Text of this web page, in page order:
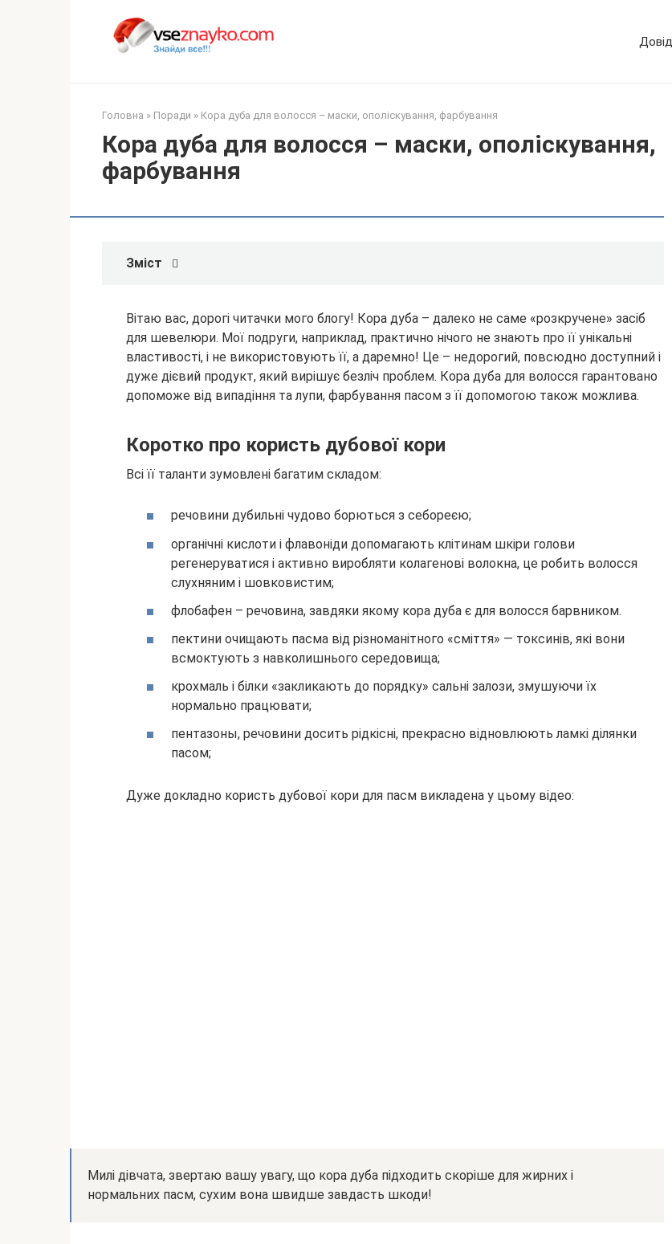
Головна » Поради » Кора дуба для волосся – маски, ополіскування, фарбування
Кора дуба для волосся – маски, ополіскування,
фарбування
Зміст
Вітаю вас, дорогі читачки мого блогу! Кора дуба – далеко не саме «розкручене» засіб
для шевелюри. Мої подруги, наприклад, практично нічого не знають про її унікальні
властивості, і не використовують її, а даремно! Це – недорогий, повсюдно доступний і
дуже дієвий продукт, який вирішує безліч проблем. Кора дуба для волосся гарантовано
допоможе від випадіння та лупи, фарбування пасом з її допомогою також можлива.
Коротко про користь дубової кори
Всі її таланти зумовлені багатим складом:
речовини дубильні чудово борються з себореєю;
органічні кислоти і флавоніди допомагають клітинам шкіри голови
регенеруватися і активно виробляти колагенові волокна, це робить волосся
слухняним і шовковистим;
флобафен – речовина, завдяки якому кора дуба є для волосся барвником.
пектини очищають пасма від різноманітного «сміття» — токсинів, які вони
всмоктують з навколишнього середовища;
крохмаль і білки «закликають до порядку» сальні залози, змушуючи їх
нормально працювати;
пентазоны, речовини досить рідкісні, прекрасно відновлюють ламкі ділянки
пасом;
Дуже докладно користь дубової кори для пасм викладена у цьому відео:
Милі дівчата, звертаю вашу увагу, що кора дуба підходить скоріше для жирних і
нормальних пасм, сухим вона швидше завдасть шкоди!